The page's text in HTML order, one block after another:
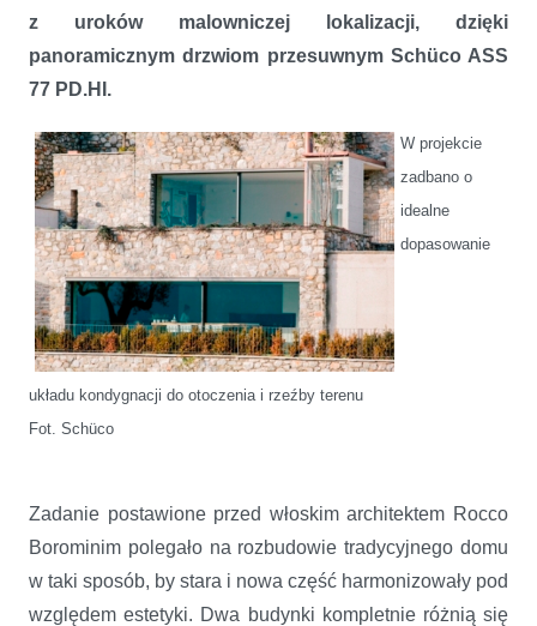
z uroków malowniczej lokalizacji, dzięki
panoramicznym drzwiom przesuwnym Schüco ASS
77 PD.HI.
W projekcie
zadbano o
idealne
dopasowanie
układu kondygnacji do otoczenia i rzeźby terenu
Fot. Schüco
Zadanie postawione przed włoskim architektem Rocco
Borominim polegało na rozbudowie tradycyjnego domu
w taki sposób, by stara i nowa część harmonizowały pod
względem estetyki. Dwa budynki kompletnie różnią się